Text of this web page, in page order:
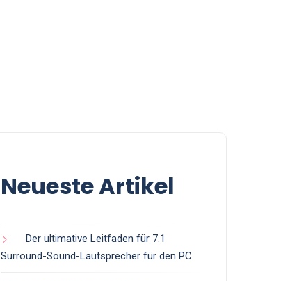
Neueste Artikel
Der ultimative Leitfaden für 7.1
Surround-Sound-Lautsprecher für den PC